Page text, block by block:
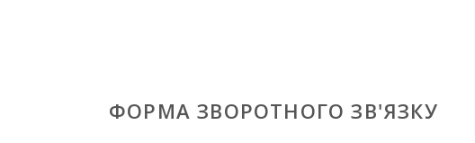
гавані з безліччю ресторанчиків вздовж берега. Це одна з
душем в комплексі для дорослих і дітей, поруч вся
ФОРМА ЗВОРОТНОГО ЗВ'ЯЗКУ